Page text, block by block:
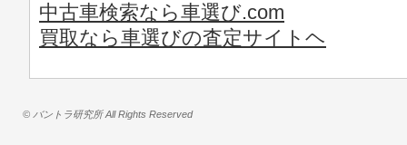
中古車検索なら車選び.com
買取なら車選びの査定サイトヘ
© バントラ研究所 All Rights Reserved